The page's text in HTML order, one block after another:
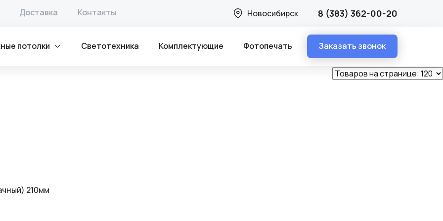
Доставка Контакты Новосибирск 8 (383) 362-00-20
потолки Светотехника Комплектующие Фотопечать Заказать звонок
210мм